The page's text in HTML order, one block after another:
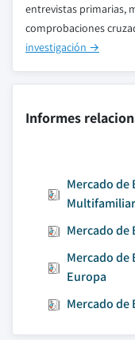
entrevistas primarias,
comprobaciones
investigación →
Informes
Mercado de
Mercado de
Mercado de
Europa
Mercado de